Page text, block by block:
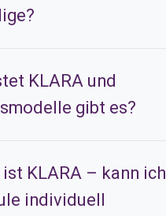
KLARA und
gibt es?
KLARA – kann ich
individuell